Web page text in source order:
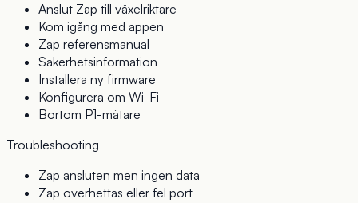
Anslut Zap till växelriktare
Kom igång med appen
Zap referensmanual
Säkerhetsinformation
Installera ny firmware
Konfigurera om Wi-Fi
Bortom P1-mätare
Troubleshooting
Zap ansluten men ingen data
Zap överhettas eller fel port